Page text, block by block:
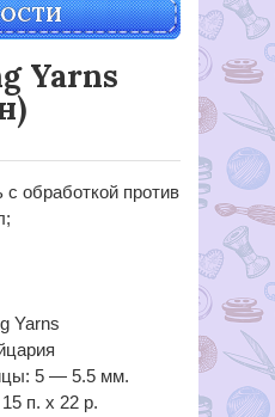
Yarns
обработкой против
Yarns
5 — 5.5 мм.
п. х 22 р.